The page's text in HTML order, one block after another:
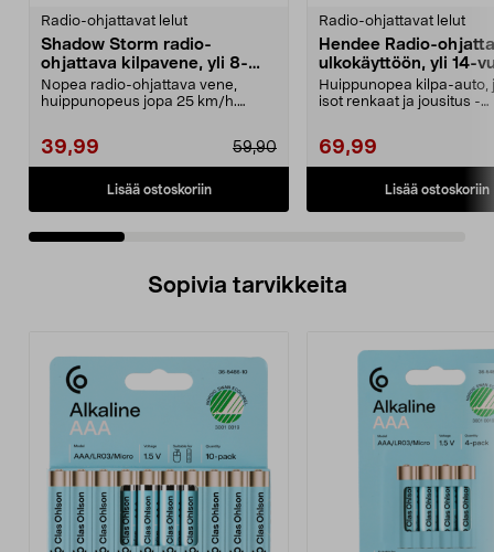
Radio-ohjattavat lelut
Shadow Storm radio-
ohjattava kilpavene, yli 8-
vuotiaille
Nopea radio-ohjattava vene,
huippunopeus jopa 25 km/h.
39,99 59,90
Lisää ostoskoriin
Radio-ohjattavat lelut
Hendee Radio-
ulkokäyttöön, yli 14-
Huippunopea kilpa-auto,
isot renkaat ja jousitus -
69,99
Lisää ostoskoriin
Sopivia tarvikkeita